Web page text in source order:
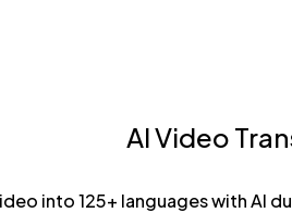
AI Video
into 125+ languages with AI